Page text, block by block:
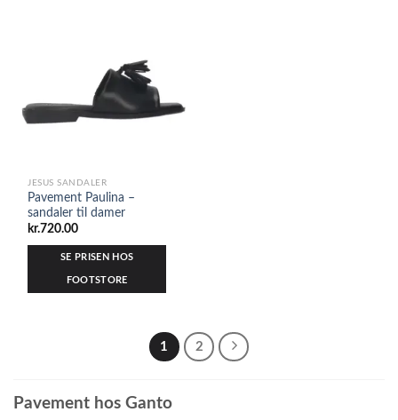
JESUS SANDALER
Pavement Paulina –
sandaler til damer
kr.720.00
SE PRISEN HOS
FOOTSTORE
1 2
Pavement hos Ganto